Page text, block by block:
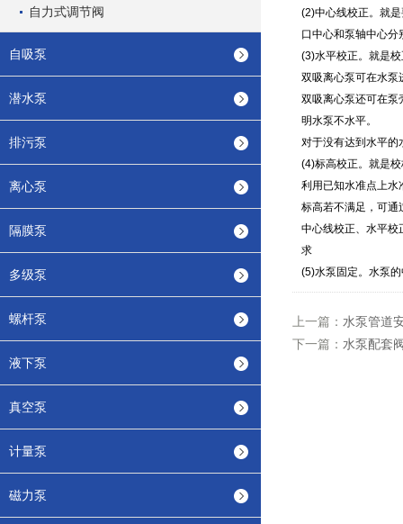
自力式调节阀
自吸泵
潜水泵
排污泵
离心泵
隔膜泵
多级泵
螺杆泵
液下泵
真空泵
计量泵
磁力泵
(2)中心线校正。就
口中心和泵轴中心
(3)水平校正。就是
双吸离心泵可在水泵
双吸离心泵还可在泵
明水泵不水平。
对于没有达到水平的
(4)标高校正。就是
利用已知水准点上水
标高若不满足，可通
中心线校正、水平校
求
(5)水泵固定。水泵
上一篇： 水泵管道
下一篇： 水泵配套